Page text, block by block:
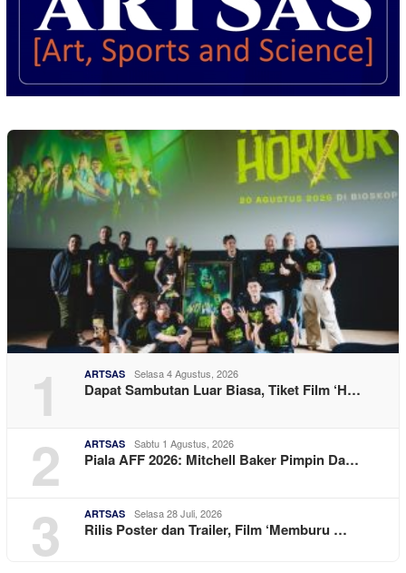
1 ARTSAS Selasa 4 Agustus, 2026
Dapat Sambutan Luar Biasa, Tiket Film ‘H…
2 ARTSAS Sabtu 1 Agustus, 2026
Piala AFF 2026: Mitchell Baker Pimpin Da…
3 ARTSAS Selasa 28 Juli, 2026
Rilis Poster dan Trailer, Film ‘Memburu …